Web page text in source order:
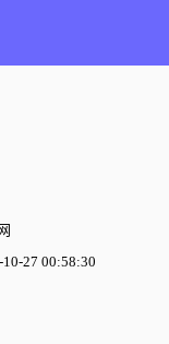
27 00:58:30